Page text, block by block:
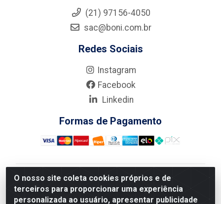
O nosso site coleta cookies próprios e de
terceiros para proporcionar uma experiência
personalizada ao usuário, apresentar publicidade
(21) 97156-4050
sac@boni.com.br
Redes Sociais
Instagram
Facebook
Linkedin
Formas de Pagamento
Nova Boni Distribuidora de Material de Construção LTDA
- Rua Alice Tibiriçá, 330 - Vila Da Penha, Rio de
Janeiro/RJ - CEP: 21.210-110 - CNPJ: 11.003.135/0001-